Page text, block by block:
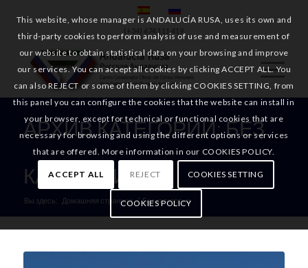
АРХИВ КАТЕГОРИИ: БЕЗ
КАТЕГОРИИ
Вы здесь: Домашняя страница / Без категории
This website, whose manager is ANDALUCÍA RUSA, uses its own and
third-party cookies to perform analysis of use and measurement of
our website to obtain statistical data on your browsing and improve
our services. You can accept all cookies by clicking ACCEPT ALL. You
can also REJECT or some of them by clicking COOKIES SETTING, from
this panel you can configure the cookies that the website can install in
your browser, except for technical or functional cookies that are
necessary for browsing and using the different options or services
that are offered. More information in our COOKIES POLICY.
ACCEPT ALL REJECT COOKIES SETTING
COOKIES POLICY